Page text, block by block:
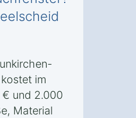
im
und 2.000
Material